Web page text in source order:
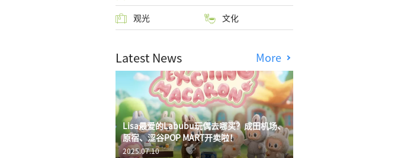
观光 文化
Latest News More
Lisa最爱的Labubu玩偶去哪买？成田机场、
原宿、涩谷POP MART开卖啦！
2025.07.10